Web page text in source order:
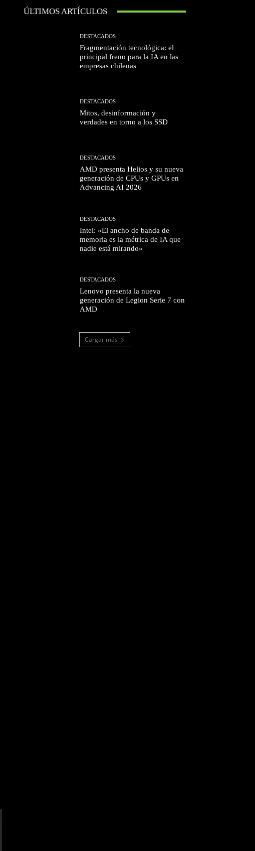
ÚLTIMOS ARTÍCULOS
DESTACADOS
Fragmentación tecnológica: el
principal freno para la IA en las
empresas chilenas
DESTACADOS
Mitos, desinformación y
verdades en torno a los SSD
DESTACADOS
AMD presenta Helios y su nueva
generación de CPUs y GPUs en
Advancing AI 2026
DESTACADOS
Intel: «El ancho de banda de
memoria es la métrica de IA que
nadie está mirando»
DESTACADOS
Lenovo presenta la nueva
generación de Legion Serie 7 con
AMD
Cargar más